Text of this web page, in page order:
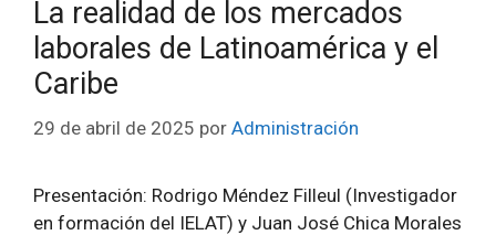
La realidad de los mercados
laborales de Latinoamérica y el
Caribe
29 de abril de 2025 por Administración
Presentación: Rodrigo Méndez Filleul (Investigador
en formación del IELAT) y Juan José Chica Morales